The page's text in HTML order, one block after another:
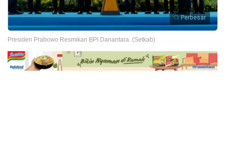
Perbesar
Presiden Prabowo Resmikan BPI Danantara. (Setkab)